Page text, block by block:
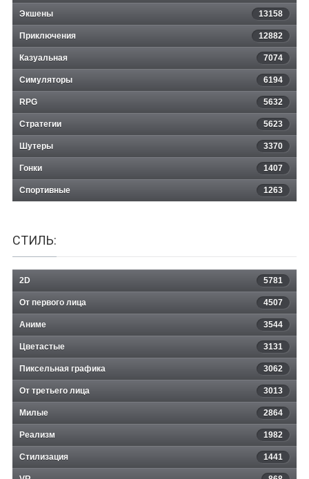
Экшены 13158
Приключения 12882
Казуальная 7074
Симуляторы 6194
RPG 5632
Стратегии 5623
Шутеры 3370
Гонки 1407
Спортивные 1263
СТИЛЬ:
2D 5781
От первого лица 4507
Аниме 3544
Цветастые 3131
Пиксельная графика 3062
От третьего лица 3013
Милые 2864
Реализм 1982
Стилизация 1441